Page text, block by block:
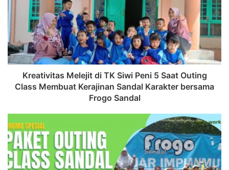
Kreativitas Melejit di TK Siwi Peni 5 Saat Outing
Class Membuat Kerajinan Sandal Karakter bersama
Frogo Sandal